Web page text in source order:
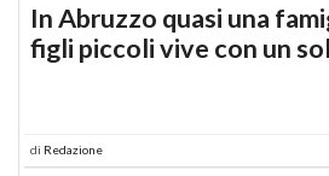
In Abruzzo quasi una
figli piccoli vive con un
di Redazione